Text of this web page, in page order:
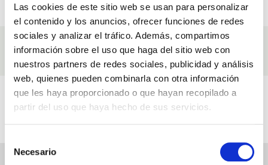
Las cookies de este sitio web se usan para personalizar
el contenido y los anuncios, ofrecer funciones de redes
sociales y analizar el tráfico. Además, compartimos
información sobre el uso que haga del sitio web con
nuestros partners de redes sociales, publicidad y análisis
web, quienes pueden combinarla con otra información
que les haya proporcionado o que hayan recopilado a
partir del uso que haya hecho de sus servicios.
Necesario
Paga in tutta sicurezza E sconti speciali
Ingredienti
Ingredienti con cui realizziamo i nostri prodotti Contorno D'occhi
Video
Correlati a Contorno D'occhi